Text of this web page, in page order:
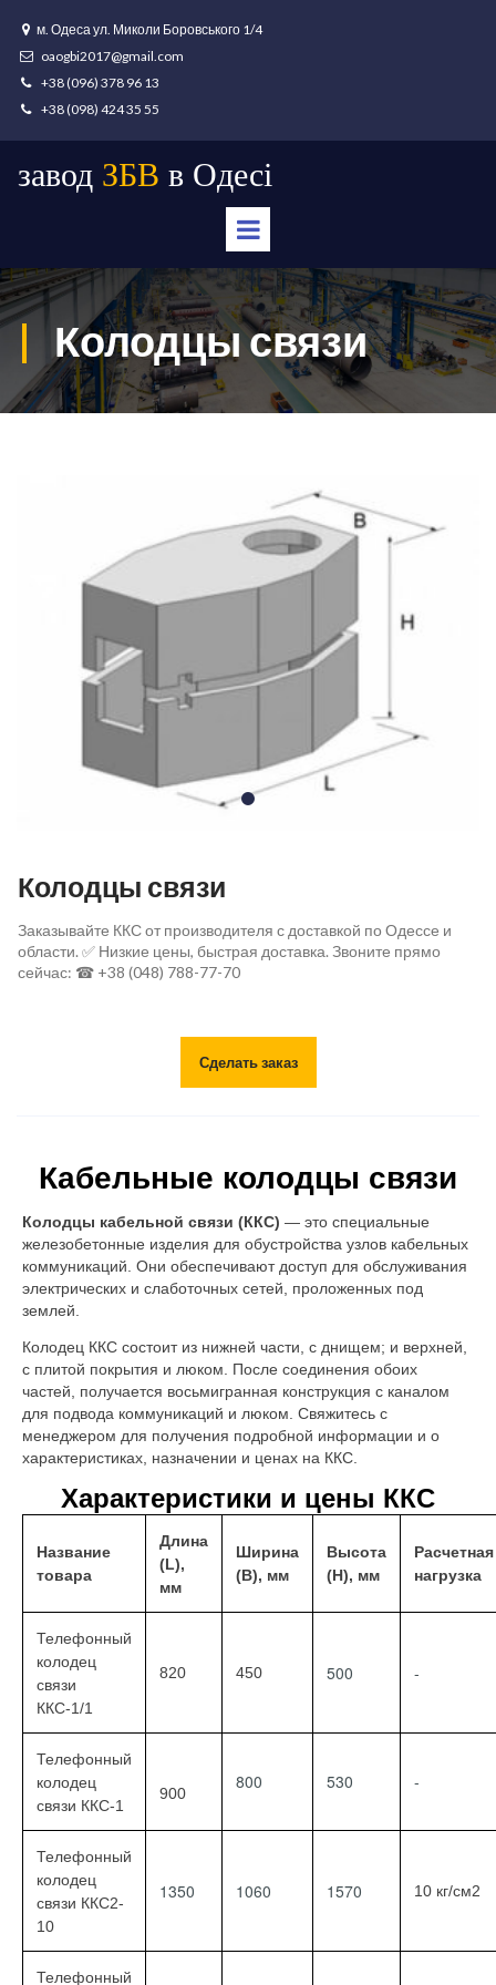
 м. Одеса ул. Миколи Боровського 1/4
 oaogbi2017@gmail.com
 +38 (096) 378 96 13
 +38 (098) 424 35 55
завод ЗБВ в Одесі
| Колодцы связи
Колодцы связи
Заказывайте ККС от производителя с доставкой по Одессе и
области. ✅ Низкие цены, быстрая доставка. Звоните прямо
сейчас: ☎ +38 (048) 788-77-70
Сделать заказ
Кабельные колодцы связи
Колодцы кабельной связи (ККС) — это специальные
железобетонные изделия для обустройства узлов кабельных
коммуникаций. Они обеспечивают доступ для обслуживания
электрических и слаботочных сетей, проложенных под
землей.
Колодец ККС состоит из нижней части, с днищем; и верхней,
с плитой покрытия и люком. После соединения обоих
частей, получается восьмигранная конструкция с каналом
для подвода коммуникаций и люком. Свяжитесь с
менеджером для получения подробной информации и о
характеристиках, назначении и ценах на ККС.
Характеристики и цены ККС
Название
товара
Длина
(L),
мм
Ширина
(B), мм
Высота
(H), мм
Расчетная
нагрузка
Телефонный
колодец
связи
ККС-1/1
820 450 500 -
Телефонный
колодец
связи ККС-1
900
800 530 -
Телефонный
колодец
связи ККС2-
10
1350 1060 1570 10 кг/см2
Телефонный